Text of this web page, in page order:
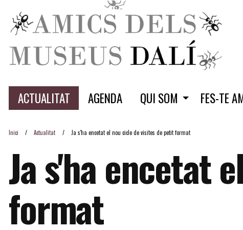
ACTUALITAT AGENDA QUI SOM FES-TE
Inici Actualitat Ja s'ha encetat el nou cicle de visites de petit format
Ja s'ha encetat
format